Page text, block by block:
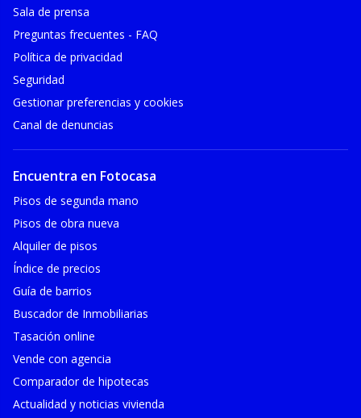
Sala de prensa
Preguntas frecuentes - FAQ
Política de privacidad
Seguridad
Gestionar preferencias y cookies
Canal de denuncias
Encuentra en Fotocasa
Pisos de segunda mano
Pisos de obra nueva
Alquiler de pisos
Índice de precios
Guía de barrios
Buscador de Inmobiliarias
Tasación online
Vende con agencia
Comparador de hipotecas
Actualidad y noticias vivienda